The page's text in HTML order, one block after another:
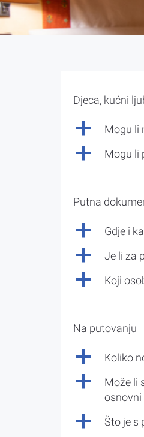
Djeca, kućni
a Mogu li
a Mogu li
Putna
a Gdje i
a Je li za
a Koji
Na putovanju
a Koliko
a
Može li
a Što je s